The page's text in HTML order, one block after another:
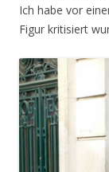
Ich habe vor
Figur kritisiert